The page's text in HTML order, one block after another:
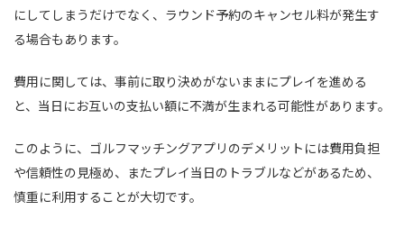
にしてしまうだけでなく、ラウンド予約のキャンセル料が発生す
る場合もあります。
費用に関しては、事前に取り決めがないままにプレイを進める
と、当日にお互いの支払い額に不満が生まれる可能性があります。
このように、ゴルフマッチングアプリのデメリットには費用負担
や信頼性の見極め、またプレイ当日のトラブルなどがあるため、
慎重に利用することが大切です。